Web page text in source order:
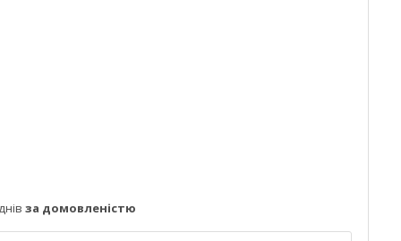
за домовленістю